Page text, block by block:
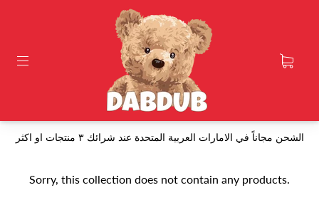
الشحن مجاناً في الامارات العربية المتحدة عند شرائك ٣ منتجات او اكثر
Sorry, this collection does not contain any products.